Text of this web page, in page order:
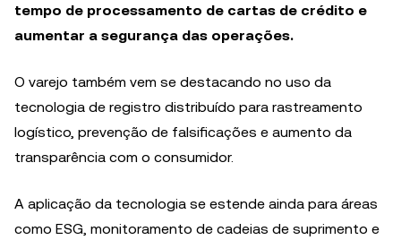
tempo de processamento de cartas de crédito e
aumentar a segurança das operações.
O varejo também vem se destacando no uso da
tecnologia de registro distribuído para rastreamento
logístico, prevenção de falsificações e aumento da
transparência com o consumidor.
A aplicação da tecnologia se estende ainda para áreas
como ESG, monitoramento de cadeias de suprimento e